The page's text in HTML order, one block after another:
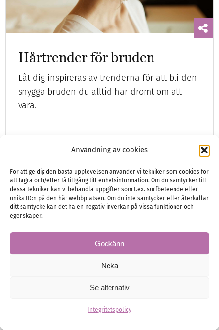
Användning av cookies
För att ge dig den bästa upplevelsen använder vi tekniker som cookies för
att lagra och/eller få tillgång till enhetsinformation. Om du samtycker till
dessa tekniker kan vi behandla uppgifter som t.ex. surfbeteende eller
unika ID:n på den här webbplatsen. Om du inte samtycker eller återkallar
ditt samtycke kan det ha en negativ inverkan på vissa funktioner och
egenskaper.
Godkänn
Neka
Se alternativ
Integritetspolicy
Hårtrender för bruden
Låt dig inspireras av trenderna för att bli den
snygga bruden du alltid har drömt om att
vara.
Hälsa och Skönhet